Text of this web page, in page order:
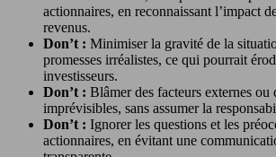
actionnaires, en reconnaissant l’impact
revenus.
Don’t : Minimiser la gravité de la
promesses irréalistes, ce qui pourrait
investisseurs.
Don’t : Blâmer des facteurs externes ou
imprévisibles, sans assumer la
Don’t : Ignorer les questions et les
actionnaires, en évitant une